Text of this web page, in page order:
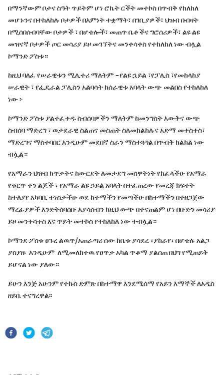
በማንኛውም ቦታና ስዓት ጥይትም ሆነ ሮኬት ርችት መተኮስ በጥብቅ የከለከለ
መሆኑንና በተከለከሉ ቦታዎች በእምነት ተቋማት፣ በገቢያዎች፣ ህዝብ በብዛት
በሚሰበሰብባቸው ቦታዎች ፣ በሆቴሎች፣ መጠጥ ቤቶችና ግሮሰሪዎች፣ ልዩ ልዩ
መዝናኛ ቦታዎች ጦር መሳሪያ ይዞ መገኘትና መንቀሳቀስ የተከለከለ ነው ብሏል
ኮማንድ ፖስቱ።
ከዚህ ባለፈ የሠራዊቱን ሚሊተሪ ማለትም -የልዩ ኋይል ፣የፓሊስ ፣የመከላከያ
ሠራዊት ፣ የፌዴራል ፓሊስን አልባሳት ከሰራዊቱ አባላት ውጭ መልበስ የተከለከለ
ነው ፦
ኮማንድ ፖስቱ ያልተፈቀዱ ስብሰባዎችን ማለትም ከመንግስት እውቅና ውጭ
ስብሰባ ማድረግ ፣ ወታደራዊ ስልጠና መስጠት ስለመከልከሉና አድማ መቀስቀስ፣
ማድረግና ማስተባበር እንዲሁም መደበኛ ስራን ማስተጓጎል በጥብቅ ክልክል ነው
ብሏል።
የአማራን ህዝብ ከጥቃትና ከውርደት ለመታደግ መስዋትነት የከፈላችሁ የአማራ
የቁርጥ ቀን ልጆች ፣ የአማራ ልዩ ኃይል አባላት በተፈጠረው የመረጃ ክፍተት
ከተለያየ አካባቢ ተነስታችሁ ወደ ከተማችን የመጣችሁ በከተማችን በተዘጋጀው
ማረፊያዎች እንድትሰባሰቡ እያሳሰብን ከዚህ ውጭ በተናጠልም ሆነ በቡድን መሳሪያ
ይዞ መንቀሳቀስ እና ጥይት መተኮስ የተከለከለ ነው ተብሏል።
ኮማንደ ፖሰቱ ፀጉረ ልዉጥ/አጠራጣሪ ሰው ከቤቱ ያሳደረ ፣ያከራየ፣ በሆቴሉ አልጋ
ያስያዙ እንዲሁም ለሚመለከተዉ የፀጥታ አካል ጥቆማ ያልሰጠ በህግ የሚጠይቅ
ይሆናል ነው ያለው።
ይሁን እንጅ አሁንም የተኩስ ድምጽ በከተማዋ እንደሚሰማ የአይን እማኞች ለአዲስ
ዘይቤ ተናግረዋል፡፡